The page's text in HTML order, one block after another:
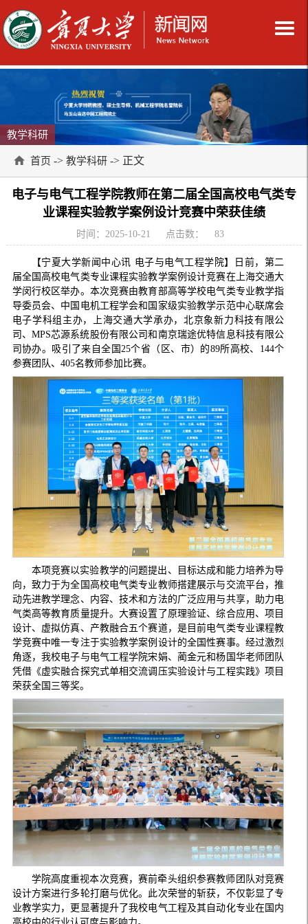
教学科研
首页 -> 教学科研 -> 正文
电子与电气工程学院教师在第二届全国高校电气类专
业课程实验教学案例设计竞赛中荣获佳绩
时间：2025-10-21 点击数： 83
【宁夏大学新闻中心讯 电子与电气工程学院】日前，第二
届全国高校电气类专业课程实验教学案例设计竞赛在上海交通大
学闵行校区举办。本次竞赛由教育部高等学校电气类专业教学指
导委员会、中国电机工程学会和国家级实验教学示范中心联席会
电子学科组主办，上海交通大学承办，北京象新力科技有限公
司、MPS芯源系统股份有限公司和南京瑞途优特信息科技有限公
司协办。吸引了来自全国25个省（区、市）的89所高校、144个
参赛团队、405名教师参加比赛。
本项竞赛以实验教学的问题提出、目标达成和能力培养为导
向，致力于为全国高校电气类专业教师搭建展示与交流平台，推
动先进教学理念、内容、技术和方法的广泛应用与共享，助力电
气类高等教育质量提升。大赛设置了原理验证、综合应用、项目
设计、虚拟仿真、产教融合五个赛道，是目前电气类专业课程教
学竞赛中唯一专注于实验教学案例设计的全国性赛事。经过激烈
角逐，我校电子与电气工程学院宋娟、蔺金元和杨国华老师团队
凭借《虚实融合探究式单相交流调压实验设计与工程实践》项目
荣获全国三等奖。
学院高度重视本次竞赛，赛前牵头组织参赛教师团队对竞赛
设计方案进行多轮打磨与优化。此次荣誉的斩获，不仅彰显了专
业教学实力，更显著提升了我校电气工程及其自动化专业在国内